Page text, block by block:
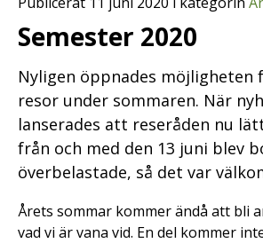
Semester 2020
Nyligen öppnades möjligheten
resor under sommaren. När
lanserades att reseråden nu
från och med den 13 juni blev
överbelastade, så det var
Årets sommar kommer ändå att bli
vad vi är vana vid. En del kommer